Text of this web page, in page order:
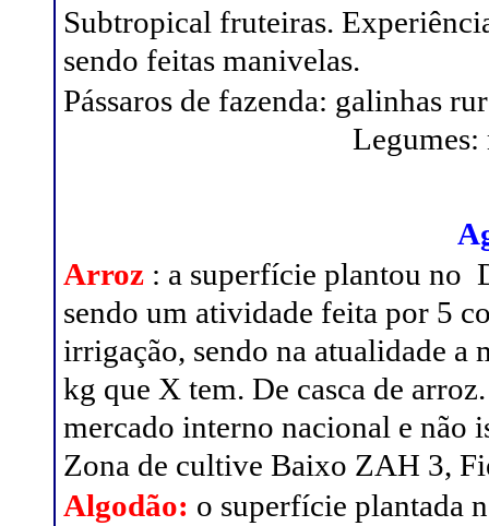
Subtropical fruteiras.
sendo feitas manivelas.
Pássaros de fazenda: galinhas
Arroz : a superfície plantou no
sendo um atividade feita por 5
irrigação, sendo na atualidade a
kg que X tem. De casca de
mercado interno nacional e não
Zona de cultive Baixo ZAH 3,
Algodão: o superfície plantada